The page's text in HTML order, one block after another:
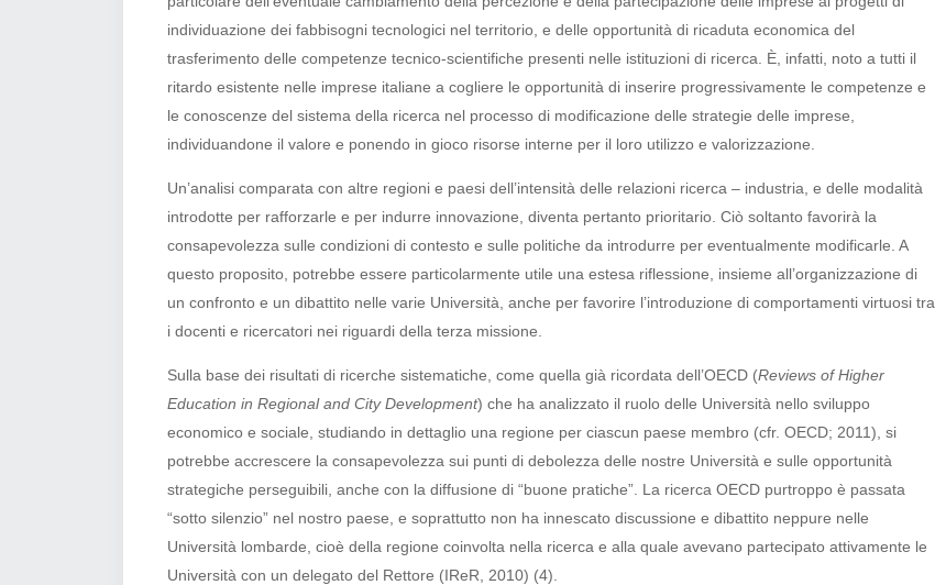
individuazione dei fabbisogni tecnologici nel territorio, e delle opportunità di ricaduta economica del
trasferimento delle competenze tecnico-scientifiche presenti nelle istituzioni di ricerca. È, infatti, noto a tutti il
ritardo esistente nelle imprese italiane a cogliere le opportunità di inserire progressivamente le competenze e
le conoscenze del sistema della ricerca nel processo di modificazione delle strategie delle imprese,
individuandone il valore e ponendo in gioco risorse interne per il loro utilizzo e valorizzazione.
Un’analisi comparata con altre regioni e paesi dell’intensità delle relazioni ricerca – industria, e delle modalità
introdotte per rafforzarle e per indurre innovazione, diventa pertanto prioritario. Ciò soltanto favorirà la
consapevolezza sulle condizioni di contesto e sulle politiche da introdurre per eventualmente modificarle. A
questo proposito, potrebbe essere particolarmente utile una estesa riflessione, insieme all’organizzazione di
un confronto e un dibattito nelle varie Università, anche per favorire l’introduzione di comportamenti virtuosi tra
i docenti e ricercatori nei riguardi della terza missione.
Sulla base dei risultati di ricerche sistematiche, come quella già ricordata dell’OECD (Reviews of Higher
Education in Regional and City Development) che ha analizzato il ruolo delle Università nello sviluppo
economico e sociale, studiando in dettaglio una regione per ciascun paese membro (cfr. OECD; 2011), si
potrebbe accrescere la consapevolezza sui punti di debolezza delle nostre Università e sulle opportunità
strategiche perseguibili, anche con la diffusione di “buone pratiche”. La ricerca OECD purtroppo è passata
“sotto silenzio” nel nostro paese, e soprattutto non ha innescato discussione e dibattito neppure nelle
Università lombarde, cioè della regione coinvolta nella ricerca e alla quale avevano partecipato attivamente le
Università con un delegato del Rettore (IReR, 2010) (4)